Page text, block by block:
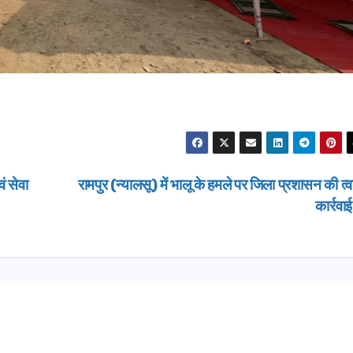
रामपुर (न्यालसू) में भालू के हमले पर जिला प्रशासन की
कार्रवाई
सेवा